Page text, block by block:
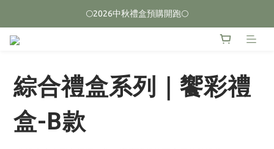
🌕2026中秋禮盒預購開跑🌕
🌕2026中秋禮盒預購開跑🌕
綜合禮盒系列｜饗彩禮
盒-B款